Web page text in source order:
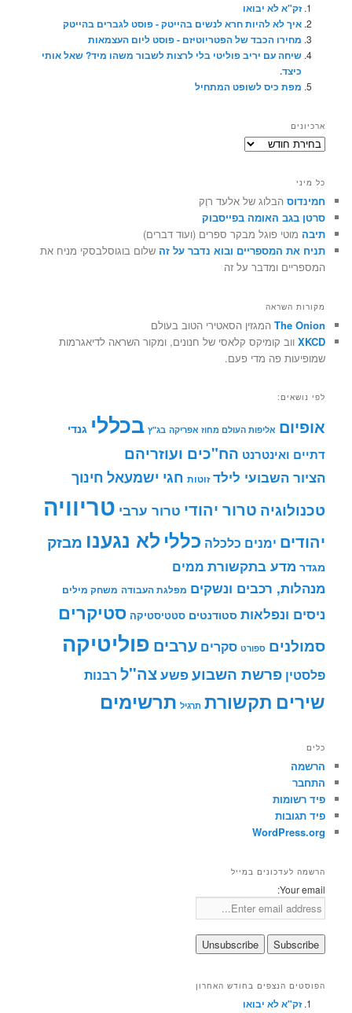
זק"א לא יבואו
איך לא להיות חרא לנשים בהייטק - פוסט לגברים בהייטק
מחירו הכבד של הפטריוטיזם - פוסט ליום העצמאות
שיחה עם יריב פוליטי בלי לרצות לשבור משהו מיד? שאל אותי
כיצד.
מפת כיס לשופט המתחיל
ארכיונים
ארכיונים
כל מיני
חמינדוס הבלוג של אלעד רוֶק
סרטן בגב האומה בפייסבוק
תיבה מוטי פוגל מבקר ספרים (ועוד דברים)
תניח את המספריים ובוא נדבר על זה שלום בוגוסלבסקי מניח את
המספריים ומדבר על זה
מקורות השראה
The Onion המגזין הסאטירי הטוב בעולם
XKCD ווב קומיקס קלאסי של חנונים, ומקור השראה לדיאגרמות
שמופיעות פה מדי פעם.
לפי נושאים:
אופיום אליפות העולם מחוז אפריקה בג"ץ בכללי גנדי
דתיים ואינטרנט הח"כים ועוזריהם
הציור השבועי לילד זוטות חגי ישמעאל חינוך
טכנולוגיה טרור יהודי טרור ערבי טריוויה
יהודים ימנים כלכלה כללי לא נגענו מבזק
מגדר מדע בתקשורת ממים
מנהלות, רכבים ונשקים מפלגת העבודה משחק מילים
ניסים ונפלאות סטודנטים סטטיסטיקה סטיקרים
סמולנים ספורט סקרים ערבים פוליטיקה
פלסטין פרשת השבועפשעצה"ל רבנות
שירים תקשורת תרגיל תרשימים
כלים
הרשמה
התחבר
פיד רשומות
פיד תגובות
WordPress.org
הרשמה לעדכונים במייל
Your email:
הפוסטים הנצפים בחודש האחרון
זק"א לא יבואו